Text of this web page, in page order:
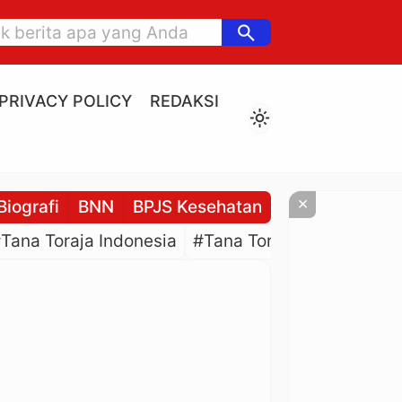
search
PRIVACY POLICY
REDAKSI
light_mode
BNN BPJS Kesehatan BPJS
Toraja Indonesia #Tana Toraja Culture
×